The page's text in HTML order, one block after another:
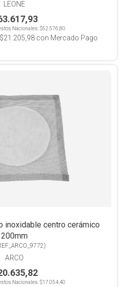
LEONE
Nacionales:$52.576,80
$21.205,98con Mercado Pago
inoxidable centro cerámico
200mm
)
ARCO
Nacionales:$17.054,40